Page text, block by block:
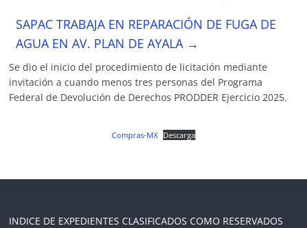
SAPAC TRABAJA EN REPARACIÓN DE FUGA DE
AGUA EN AV. PLAN DE AYALA →
Se dio el inicio del procedimiento de licitación mediante
invitación a cuando menos tres personas del Programa
Federal de Devolución de Derechos PRODDER Ejercicio 2025.
Compras-MX Descarga
INDICE DE EXPEDIENTES CLASIFICADOS COMO RESERVADOS